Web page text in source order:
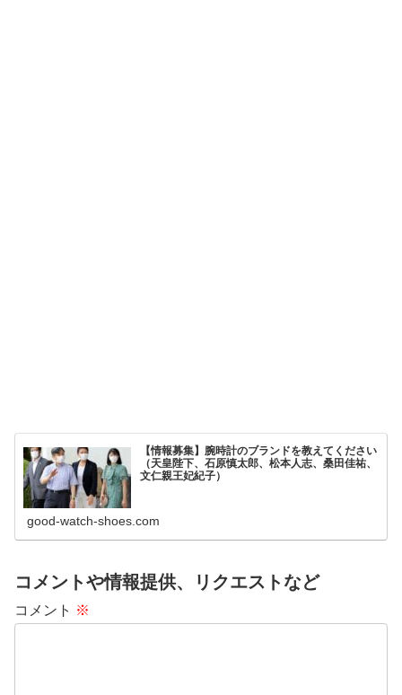
【情報募集】腕時計のブランドを教えてください
（天皇陛下、石原慎太郎、松本人志、桑田佳祐、
文仁親王妃紀子）
good-watch-shoes.com
コメントや情報提供、リクエストなど
コメント ※